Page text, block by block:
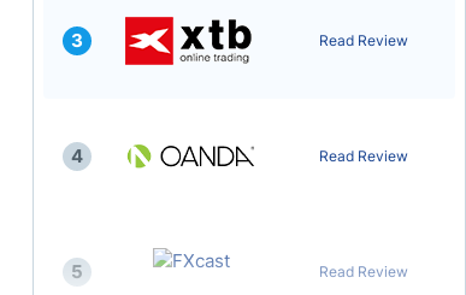
3 Read Review
4 Read Review
5 Read Review